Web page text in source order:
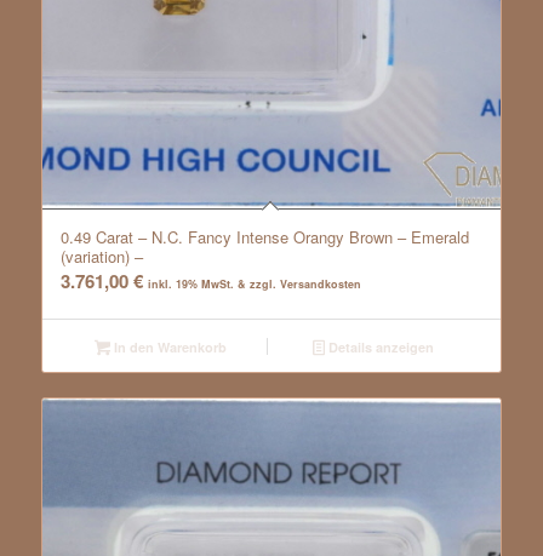
0.49 Carat – N.C. Fancy Intense Orangy Brown – Emerald
(variation) –
3.761,00€ inkl. 19% MwSt. & zzgl. Versandkosten
In den Warenkorb Details anzeigen